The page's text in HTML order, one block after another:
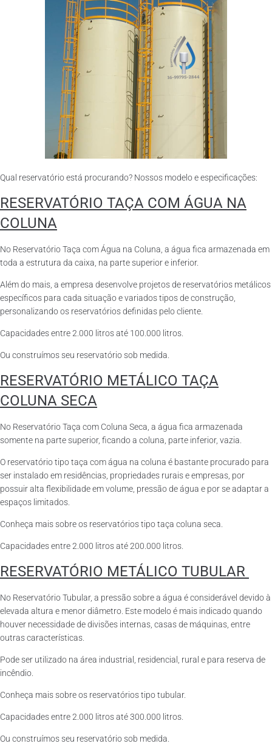
Qual reservatório está procurando? Nossos modelo e especificações:
RESERVATÓRIO TAÇA COM ÁGUA NA
COLUNA
No Reservatório Taça com Água na Coluna, a água fica armazenada em
toda a estrutura da caixa, na parte superior e inferior.
Além do mais, a empresa desenvolve projetos de reservatórios metálicos
específicos para cada situação e variados tipos de construção,
personalizando os reservatórios definidas pelo cliente.
Capacidades entre 2.000 litros até 100.000 litros.
Ou construímos seu reservatório sob medida.
RESERVATÓRIO METÁLICO TAÇA
COLUNA SECA
No Reservatório Taça com Coluna Seca, a água fica armazenada
somente na parte superior, ficando a coluna, parte inferior, vazia.
O reservatório tipo taça com água na coluna é bastante procurado para
ser instalado em residências, propriedades rurais e empresas, por
possuir alta flexibilidade em volume, pressão de água e por se adaptar a
espaços limitados.
Conheça mais sobre os reservatórios tipo taça coluna seca.
Capacidades entre 2.000 litros até 200.000 litros.
RESERVATÓRIO METÁLICO TUBULAR
No Reservatório Tubular, a pressão sobre a água é considerável devido à
elevada altura e menor diâmetro. Este modelo é mais indicado quando
houver necessidade de divisões internas, casas de máquinas, entre
outras características.
Pode ser utilizado na área industrial, residencial, rural e para reserva de
incêndio.
Conheça mais sobre os reservatórios tipo tubular.
Capacidades entre 2.000 litros até 300.000 litros.
Ou construímos seu reservatório sob medida.